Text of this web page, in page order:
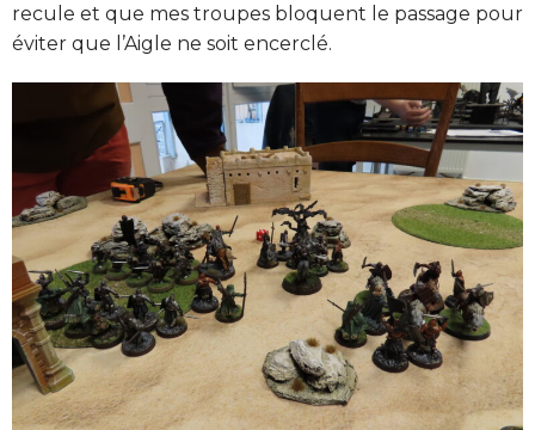
recule et que mes troupes bloquent le passage pour
éviter que l’Aigle ne soit encerclé.